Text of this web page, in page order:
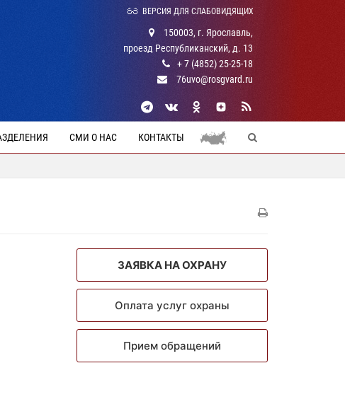
ВЕРСИЯ ДЛЯ СЛАБОВИДЯЩИХ
150003, г. Ярославль,
проезд Республиканский, д. 13
+ 7 (4852) 25-25-18
76uvo@rosgvard.ru
СМИ О НАС КОНТАКТЫ
ЗАЯВКА НА ОХРАНУ
Оплата услуг охраны
Прием обращений